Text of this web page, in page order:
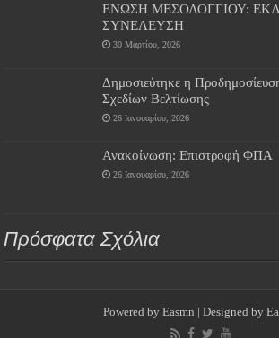
ΕΝΩΣΗ ΜΕΣΟΛΟΓΓΙΟΥ:
ΣΥΝΕΛΕΥΣΗ
30 Μαρτίου, 2026
Δημοσιεύτηκε η
Σχεδίων Βελτίωσης
26 Ιανουαρίου, 2026
Ανακοίνωση: Επιστροφή ΦΠΑ
26 Ιανουαρίου, 2026
Πρόσφατα Σχόλια
Powered by Easmn | Designed by